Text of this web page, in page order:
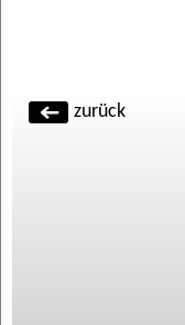
zurück